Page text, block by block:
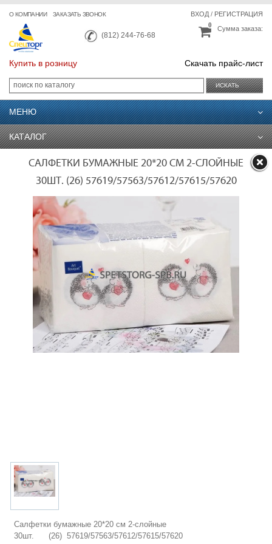
О КОМПАНИИ ЗАКАЗАТЬ ЗВОНОК
(812) 244-76-68
ВХОД/ РЕГИСТРАЦИЯ
Сумма заказа:
0
Купить в розницу Скачать прайс-лист
ИСКАТЬ
МЕНЮ
КАТАЛОГ
САЛФЕТКИ БУМАЖНЫЕ 20*20 СМ 2-СЛОЙНЫЕ
30ШТ. (26) 57619/57563/57612/57615/57620
Салфетки бумажные 20*20 см 2-слойные
30шт. (26) 57619/57563/57612/57615/57620